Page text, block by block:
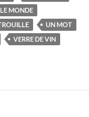
MONDE
UN MOT
VERRE DE VIN